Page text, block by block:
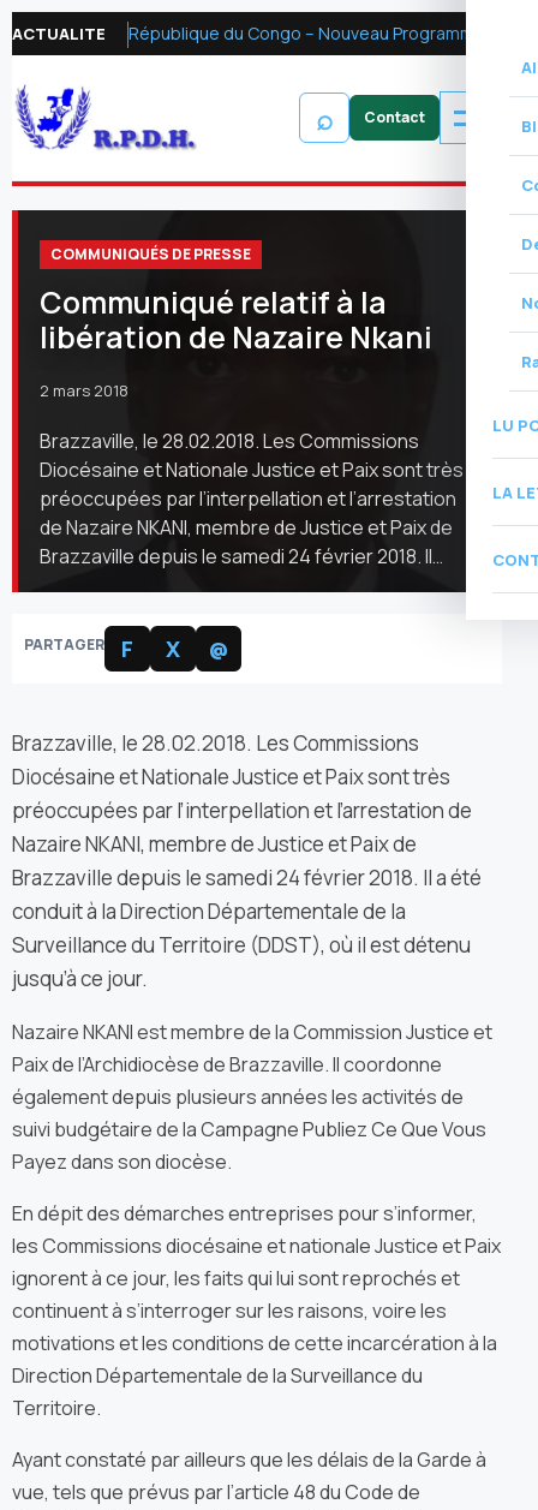
ACTUALITE
⌕
LU
LA
COMMUNIQUÉS DE PRESSE
Communiqué relatif à la
libération de Nazaire Nkani
2 mars 2018
Brazzaville, le 28.02.2018. Les Commissions
Diocésaine et Nationale Justice et Paix sont très
préoccupées par l’interpellation et l’arrestation
de Nazaire NKANI, membre de Justice et Paix de
Brazzaville depuis le samedi 24 février 2018. Il…
PARTAGER F X @
Brazzaville, le 28.02.2018. Les Commissions
Diocésaine et Nationale Justice et Paix sont très
préoccupées par l’interpellation et l’arrestation de
Nazaire NKANI, membre de Justice et Paix de
Brazzaville depuis le samedi 24 février 2018. Il a été
conduit à la Direction Départementale de la
Surveillance du Territoire (DDST), où il est détenu
jusqu’à ce jour.
Nazaire NKANI est membre de la Commission Justice et
Paix de l’Archidiocèse de Brazzaville. Il coordonne
également depuis plusieurs années les activités de
suivi budgétaire de la Campagne Publiez Ce Que Vous
Payez dans son diocèse.
En dépit des démarches entreprises pour s’informer,
les Commissions diocésaine et nationale Justice et Paix
ignorent à ce jour, les faits qui lui sont reprochés et
continuent à s’interroger sur les raisons, voire les
motivations et les conditions de cette incarcération à la
Direction Départementale de la Surveillance du
Territoire.
Ayant constaté par ailleurs que les délais de la Garde à
vue, tels que prévus par l’article 48 du Code de